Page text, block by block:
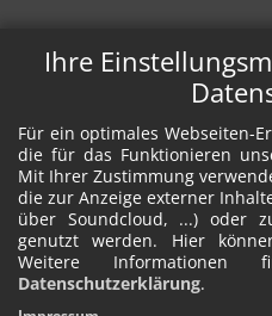
Ihre
Für ein optimales Webseiten-
die für das Funktionieren
Mit Ihrer Zustimmung
die zur Anzeige externer
über Soundcloud, ...) oder
genutzt werden. Hier
Weitere
Datenschutzerklärung.